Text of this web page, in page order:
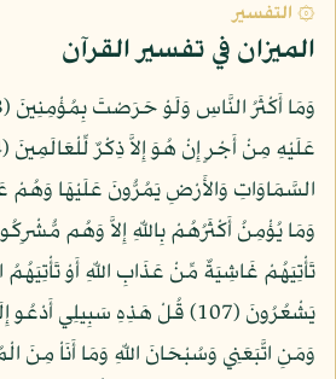
۞ التفسير
الميزان في تفسير القرآن
تَأْتِيَهُمْ غَاشِيَةٌ مِّنْ عَذَابِ اللّهِ أَوْ
يَشْعُرُونَ (107) قُلْ هَذِهِ سَبِيلِي